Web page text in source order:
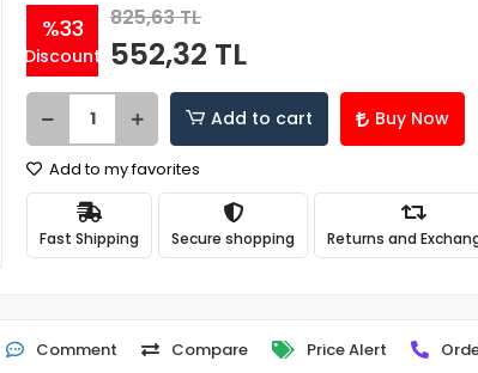
%33
Discount
825,63 TL
552,32 TL
Add to cart Buy Now
Add to my favorites
Fast Shipping Secure shopping Returns and
Comment Compare Price Alert